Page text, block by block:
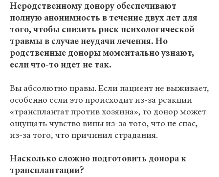
Неродственному донору обеспечивают
полную анонимность в течение двух лет для
того, чтобы снизить риск психологической
травмы в случае неудачи лечения. Но
родственные доноры моментально узнают,
если что-то идет не так.
Вы абсолютно правы. Если пациент не выживает,
особенно если это происходит из-за реакции
«трансплантат против хозяина», то донор может
ощущать чувство вины из-за того, что не спас,
из-за того, что причинил страдания.
Насколько сложно подготовить донора к
трансплантации?